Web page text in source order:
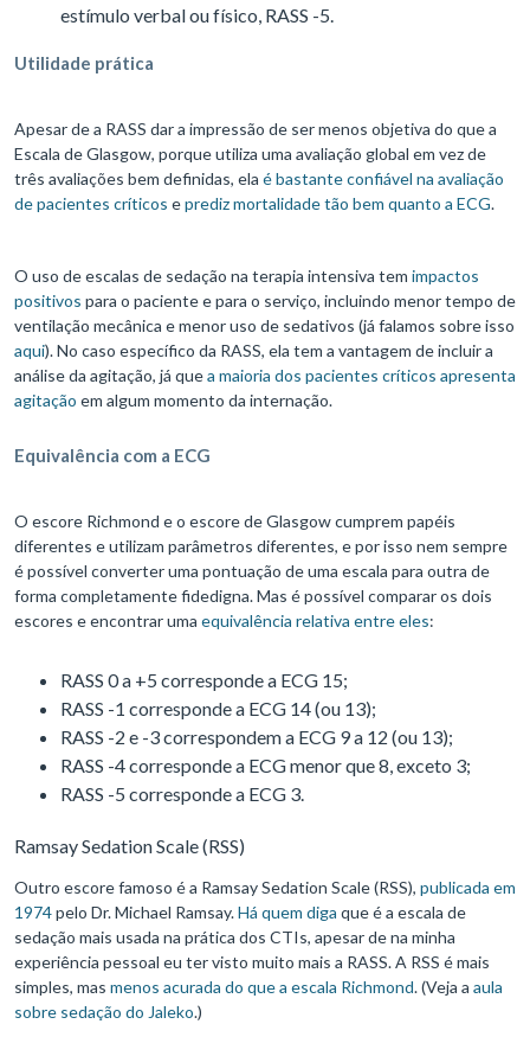
estímulo verbal ou físico, RASS -5.
Utilidade prática
Apesar de a RASS dar a impressão de ser menos objetiva do que a
Escala de Glasgow, porque utiliza uma avaliação global em vez de
três avaliações bem definidas, ela é bastante confiável na avaliação
de pacientes críticos eprediz mortalidade tão bem quanto a ECG.
O uso de escalas de sedação na terapia intensiva tem impactos
positivos para o paciente e para o serviço, incluindo menor tempo de
ventilação mecânica e menor uso de sedativos (já falamos sobre isso
aqui). No caso específico da RASS, ela tem a vantagem de incluir a
análise da agitação, já quea maioria dos pacientes críticos apresenta
agitação em algum momento da internação.
Equivalência com a ECG
O escore Richmond e o escore de Glasgow cumprem papéis
diferentes e utilizam parâmetros diferentes, e por isso nem sempre
é possível converter uma pontuação de uma escala para outra de
forma completamente fidedigna. Mas é possível comparar os dois
escores e encontrar uma equivalência relativa entre eles:
RASS 0 a +5 corresponde a ECG 15;
RASS -1 corresponde a ECG 14 (ou 13);
RASS -2 e -3 correspondem a ECG 9 a 12 (ou 13);
RASS -4 corresponde a ECG menor que 8, exceto 3;
RASS -5 corresponde a ECG 3.
Ramsay Sedation Scale (RSS)
Outro escore famoso é a Ramsay Sedation Scale (RSS), publicada em
1974pelo Dr. Michael Ramsay.Há quem diga que é a escala de
sedação mais usada na prática dos CTIs, apesar de na minha
experiência pessoal eu ter visto muito mais a RASS. A RSS é mais
simples, mas menos acurada do que a escala Richmond. (Veja a aula
sobre sedação do Jaleko.)